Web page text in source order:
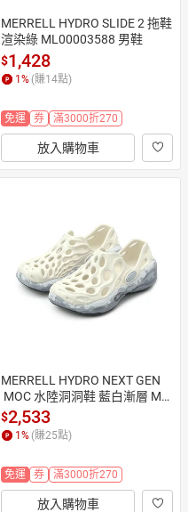
MERRELL HYDRO SLIDE 2 拖鞋
渲染綠 ML00003588 男鞋
$1,428
1% (賺14點)
免運 券 滿3000折270
放入購物車
MERRELL HYDRO NEXT GEN
MOC 水陸洞洞鞋 藍白漸層 ML
00003770 女鞋 治裝激推
$2,533
1 % (賺25點)
免運 券 滿3000折270
放入購物車